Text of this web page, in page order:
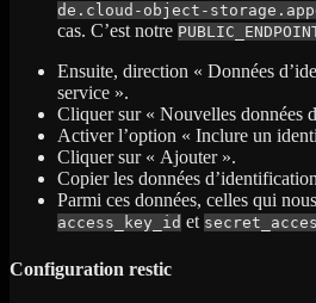
de.cloud-object-
cas. C’est notre
Ensuite, direction « Données
service ».
Cliquer sur « Nouvelles données
Activer l’option « Inclure un
Cliquer sur « Ajouter ».
Copier les données
Parmi ces données, celles qui
access_key_id et
Configuration restic